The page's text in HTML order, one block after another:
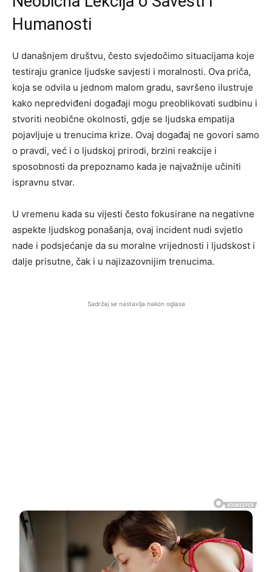
Humanosti
U današnjem društvu, često svjedočimo situacijama koje
testiraju granice ljudske savjesti i moralnosti. Ova priča,
koja se odvila u jednom malom gradu, savršeno ilustruje
kako nepredviđeni događaji mogu preoblikovati sudbinu i
stvoriti neobične okolnosti, gdje se ljudska empatija
pojavljuje u trenucima krize. Ovaj događaj ne govori samo
o pravdi, već i o ljudskoj prirodi, brzini reakcije i
sposobnosti da prepoznamo kada je najvažnije učiniti
ispravnu stvar.
U vremenu kada su vijesti često fokusirane na negativne
aspekte ljudskog ponašanja, ovaj incident nudi svjetlo
nade i podsjećanje da su moralne vrijednosti i ljudskost i
dalje prisutne, čak i u najizazovnijim trenucima.
Sadržaj se nastavlja nakon oglasa